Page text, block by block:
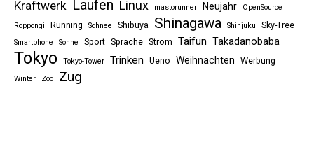
Kraftwerk Laufen Linux mastorunner Neujahr
OpenSource
Roppongi
Running Schnee Shibuya Shinagawa Shinjuku Sky-Tree
Smartphone Sonne Sport Sprache Strom Taifun Takadanobaba
Tokyo Tokyo-Tower Trinken Ueno Weihnachten Werbung
Winter Zoo Zug